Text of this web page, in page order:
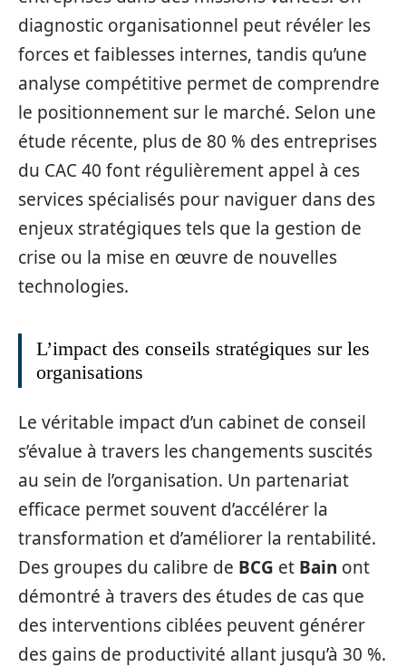
diagnostic organisationnel peut révéler les
forces et faiblesses internes, tandis qu’une
analyse compétitive permet de comprendre
le positionnement sur le marché. Selon une
étude récente, plus de 80 % des entreprises
du CAC 40 font régulièrement appel à ces
services spécialisés pour naviguer dans des
enjeux stratégiques tels que la gestion de
crise ou la mise en œuvre de nouvelles
technologies.
L’impact des conseils stratégiques sur les
organisations
Le véritable impact d’un cabinet de conseil
s’évalue à travers les changements suscités
au sein de l’organisation. Un partenariat
efficace permet souvent d’accélérer la
transformation et d’améliorer la rentabilité.
Des groupes du calibre de BCG et Bain ont
démontré à travers des études de cas que
des interventions ciblées peuvent générer
des gains de productivité allant jusqu’à 30 %.